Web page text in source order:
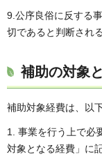
9.公序良俗に反する
切であると判断され
補助の対象
補助対象経費は、以
1. 事業を行う上で必
対象となる経費」に